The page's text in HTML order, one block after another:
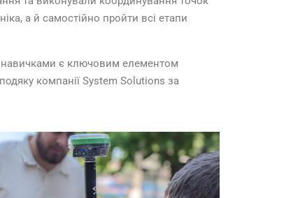
а й самостійно пройти всі етапи
навичками є ключовим елементом
компанії System Solutions за